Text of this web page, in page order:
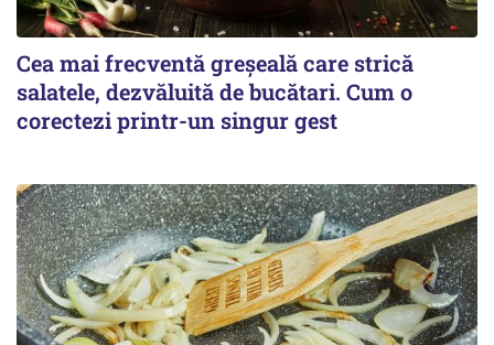
Cea mai frecventă greșeală care strică
salatele, dezvăluită de bucătari. Cum o
corectezi printr-un singur gest